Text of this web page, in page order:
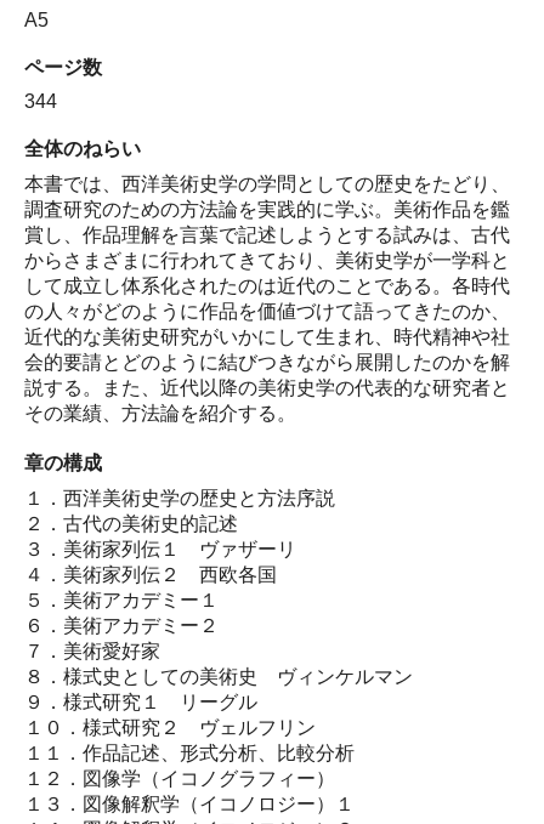
A5
ページ数
344
全体のねらい
本書では、西洋美術史学の学問としての歴史をたどり、
調査研究のための方法論を実践的に学ぶ。美術作品を鑑
賞し、作品理解を言葉で記述しようとする試みは、古代
からさまざまに行われてきており、美術史学が一学科と
して成立し体系化されたのは近代のことである。各時代
の人々がどのように作品を価値づけて語ってきたのか、
近代的な美術史研究がいかにして生まれ、時代精神や社
会的要請とどのように結びつきながら展開したのかを解
説する。また、近代以降の美術史学の代表的な研究者と
その業績、方法論を紹介する。
章の構成
１．西洋美術史学の歴史と方法序説
２．古代の美術史的記述
３．美術家列伝１ ヴァザーリ
４．美術家列伝２ 西欧各国
５．美術アカデミー１
６．美術アカデミー２
７．美術愛好家
８．様式史としての美術史 ヴィンケルマン
９．様式研究１ リーグル
１０．様式研究２ ヴェルフリン
１１．作品記述、形式分析、比較分析
１２．図像学（イコノグラフィー）
１３．図像解釈学（イコノロジー）１